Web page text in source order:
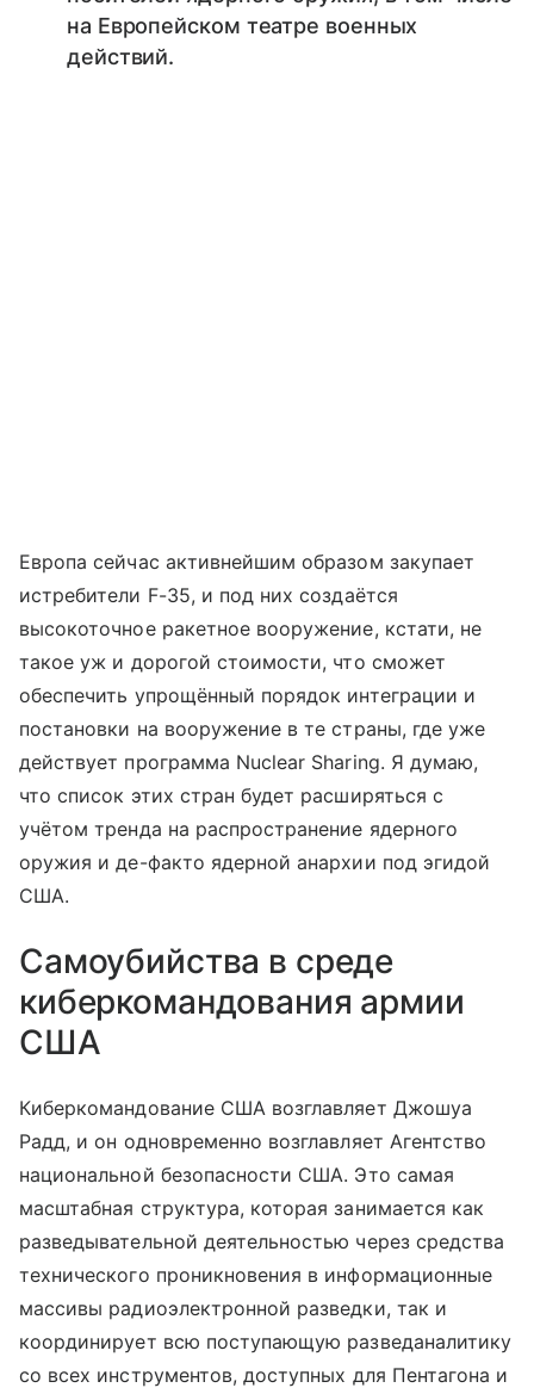
на Европейском театре военных
действий.
Европа сейчас активнейшим образом закупает
истребители F-35, и под них создаётся
высокоточное ракетное вооружение, кстати, не
такое уж и дорогой стоимости, что сможет
обеспечить упрощённый порядок интеграции и
постановки на вооружение в те страны, где уже
действует программа Nuclear Sharing. Я думаю,
что список этих стран будет расширяться с
учётом тренда на распространение ядерного
оружия и де-факто ядерной анархии под эгидой
США.
Самоубийства в среде
киберкомандования армии
США
Киберкомандование США возглавляет Джошуа
Радд, и он одновременно возглавляет Агентство
национальной безопасности США. Это самая
масштабная структура, которая занимается как
разведывательной деятельностью через средства
технического проникновения в информационные
массивы радиоэлектронной разведки, так и
координирует всю поступающую разведаналитику
со всех инструментов, доступных для Пентагона и